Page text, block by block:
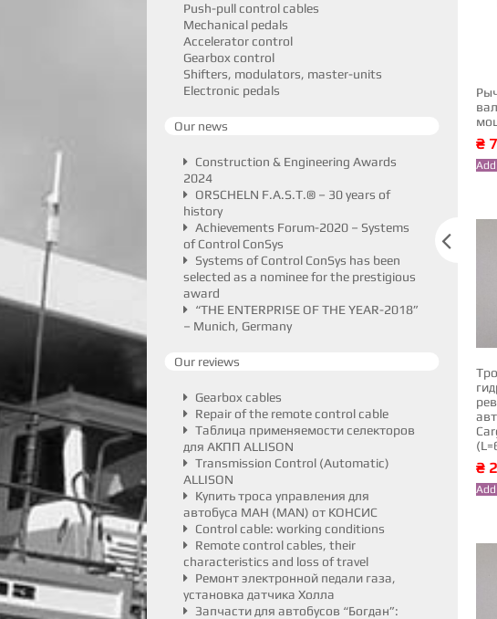
Push-pull control cables
Mechanical pedals
Accelerator control
Gearbox control
Shifters, modulators, master-units
Electronic pedals
Our news
Construction & Engineering Awards
2024
ORSCHELN F.A.S.T.® – 30 years of
history
Achievements Forum-2020 – Systems
of Control ConSys
Systems of Control ConSys has been
selected as a nominee for the prestigious
award
“THE ENTERPRISE OF THE YEAR-2018”
– Munich, Germany
Our reviews
Gearbox cables
Repair of the remote control cable
Таблица применяемости селекторов
для АКПП ALLISON
Transmission Control (Automatic)
ALLISON
Купить троса управления для
автобуса МАН (MAN) от КОНСИС
Control cable: working conditions
Remote control cables, their
characteristics and loss of travel
Ремонт электронной педали газа,
установка датчика Холла
Запчасти для автобусов “Богдан”:

₴
₴